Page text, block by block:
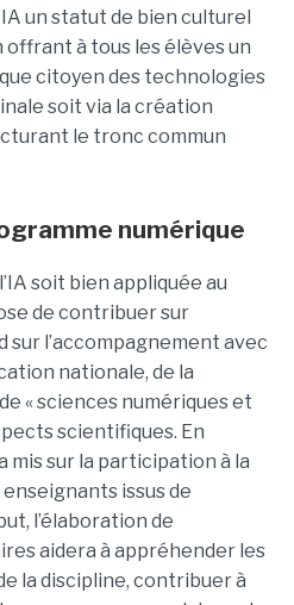
un statut de bien culturel
offrant à tous les élèves un
citoyen des technologies
soit via la création
le tronc commun
numérique
soit bien appliquée au
de contribuer sur
sur l’accompagnement avec
nationale, de la
« sciences numériques et
scientifiques. En
mis sur la participation à la
issus de
l’élaboration de
aidera à appréhender les
la discipline, contribuer à